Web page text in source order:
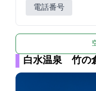
電話番号
白水温泉 竹の